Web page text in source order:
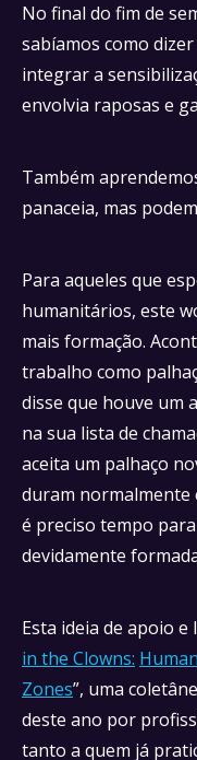
No final do fim de
sabíamos como
integrar a
envolvia raposas e
Também
panaceia, mas
Para aqueles que
humanitários, este
mais formação.
trabalho como
disse que houve um
na sua lista de
aceita um palhaço
duram normalmente
é preciso tempo
devidamente
Esta ideia de apoio
in the Clowns:
Zones”, uma
deste ano por
tanto a quem já